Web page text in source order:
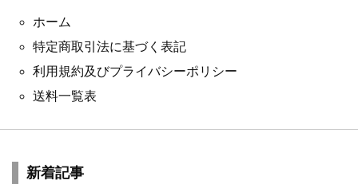
ホーム
特定商取引法に基づく表記
利用規約及びプライバシーポリシー
送料一覧表
新着記事